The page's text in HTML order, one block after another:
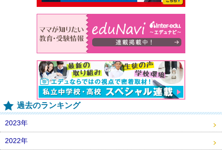
過去のランキング
2023年
2022年